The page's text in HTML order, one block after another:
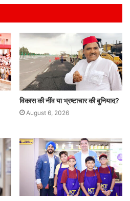
e
dI
n
e
विकास की नींव या भ्रष्टाचार की बुनियाद?
August 6, 2026